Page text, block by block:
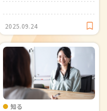
2025.09.24
知る